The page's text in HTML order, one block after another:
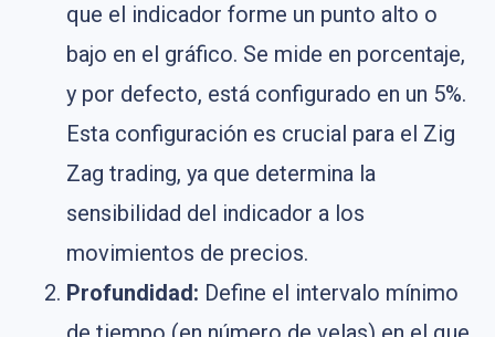
que el indicador forme un punto alto o
bajo en el gráfico. Se mide en porcentaje,
y por defecto, está configurado en un 5%.
Esta configuración es crucial para el Zig
Zag trading, ya que determina la
sensibilidad del indicador a los
movimientos de precios.
Profundidad: Define el intervalo mínimo